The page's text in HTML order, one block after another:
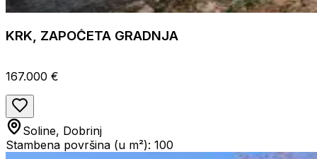
KRK, ZAPOČETA GRADNJA
167.000 €
Soline, Dobrinj
Stambena površina (u m²): 100